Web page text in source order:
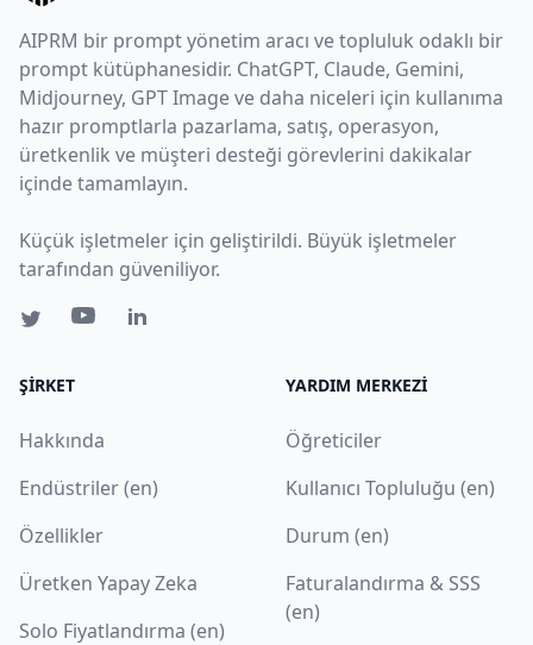
AIPRM bir prompt yönetim aracı ve topluluk odaklı bir
prompt kütüphanesidir. ChatGPT, Claude, Gemini,
Midjourney, GPT Image ve daha niceleri için kullanıma
hazır promptlarla pazarlama, satış, operasyon,
üretkenlik ve müşteri desteği görevlerini dakikalar
içinde tamamlayın.
Küçük işletmeler için geliştirildi. Büyük işletmeler
tarafından güveniliyor.
ŞIRKET
Hakkında
Endüstriler (en)
Özellikler
Üretken Yapay Zeka
Solo Fiyatlandırma (en)
YARDIM MERKEZI
Öğreticiler
Kullanıcı Topluluğu (en)
Durum (en)
Faturalandırma & SSS
(en)